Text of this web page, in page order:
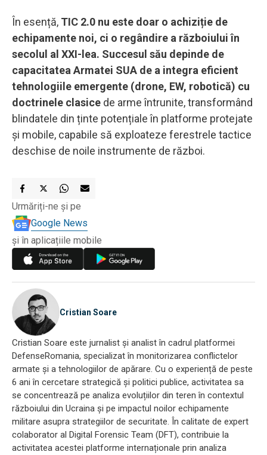
În esență, TIC 2.0 nu este doar o achiziție de
echipamente noi, ci o regândire a războiului în
secolul al XXI-lea. Succesul său depinde de
capacitatea Armatei SUA de a integra eficient
tehnologiile emergente (drone, EW, robotică) cu
doctrinele clasice de arme întrunite, transformând
blindatele din ținte potențiale în platforme protejate
și mobile, capabile să exploateze ferestrele tactice
deschise de noile instrumente de război.
Urmăriți-ne și pe
Google News
și în aplicațiile mobile
Cristian Soare
Cristian Soare este jurnalist și analist în cadrul platformei
DefenseRomania, specializat în monitorizarea conflictelor
armate și a tehnologiilor de apărare. Cu o experiență de peste
6 ani în cercetare strategică și politici publice, activitatea sa
se concentrează pe analiza evoluțiilor din teren în contextul
războiului din Ucraina și pe impactul noilor echipamente
militare asupra strategiilor de securitate. În calitate de expert
colaborator al Digital Forensic Team (DFT), contribuie la
activitatea acestei platforme internaționale prin analiza